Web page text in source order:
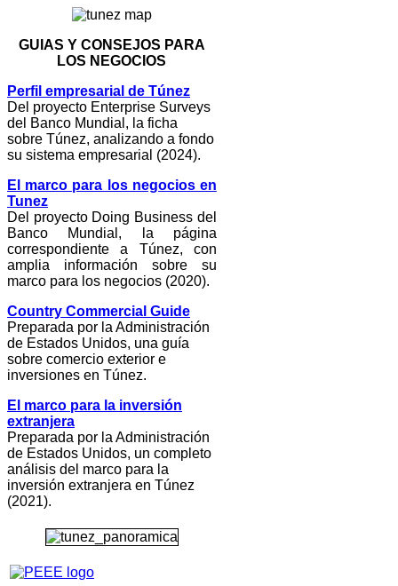
GUIAS Y CONSEJOS PARA
LOS NEGOCIOS
Perfil empresarial de Túnez
Del proyecto Enterprise Surveys
del Banco Mundial, la ficha
sobre Túnez, analizando a fondo
su sistema empresarial (2024).
El marco para los negocios en
Tunez
Del proyecto Doing Business del
Banco Mundial, la página
correspondiente a Túnez, con
amplia información sobre su
marco para los negocios (2020).
Country Commercial Guide
Preparada por la Administración
de Estados Unidos, una guía
sobre comercio exterior e
inversiones en Túnez.
El marco para la inversión
extranjera
Preparada por la Administración
de Estados Unidos, un completo
análisis del marco para la
inversión extranjera en Túnez
(2021).